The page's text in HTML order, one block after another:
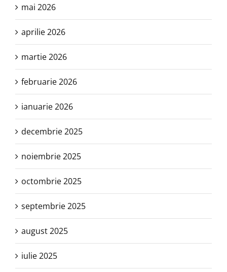
mai 2026
aprilie 2026
martie 2026
februarie 2026
ianuarie 2026
decembrie 2025
noiembrie 2025
octombrie 2025
septembrie 2025
august 2025
iulie 2025